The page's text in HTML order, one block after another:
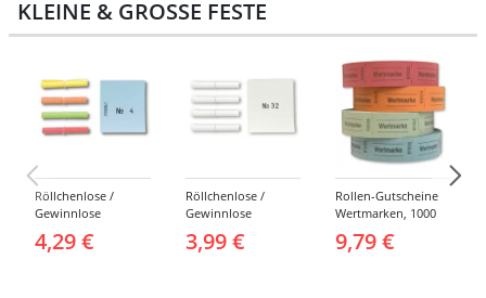
KLEINE & GROSSE FESTE
Röllchenlose /
Gewinnlose
Tombola, Treffer,
bunt - Nummern 1-
4,29 €
Röllchenlose /
Gewinnlose
Tombola, Treffer,
weiß - Verschiedene
3,99 €
Rollen-Gutscheine
Wertmarken, 1000
Abrisse -
Verschiedene
9,79 €